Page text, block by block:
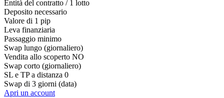
Entità del contratto / 1 lotto
Deposito necessario
Valore di 1 pip
Leva finanziaria
Passaggio minimo
Swap lungo (giornaliero)
Vendita allo scoperto NO
Swap corto (giornaliero)
SL e TP a distanza 0
Swap di 3 giorni (data)
Apri un account